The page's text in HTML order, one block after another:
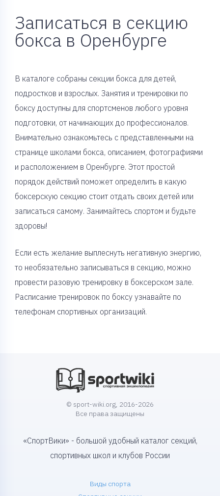
Записаться в секцию
бокса в Оренбурге
В каталоге собраны секции бокса для детей,
подростков и взрослых. Занятия и тренировки по
боксу доступны для спортсменов любого уровня
подготовки, от начинающих до профессионалов.
Внимательно ознакомьтесь с представленными на
странице школами бокса, описанием, фотографиями
и расположением в Оренбурге. Этот простой
порядок действий поможет определить в какую
боксерскую секцию стоит отдать своих детей или
записаться самому. Занимайтесь спортом и будьте
здоровы!
Если есть желание выплеснуть негативную энергию,
то необязательно записываться в секцию, можно
провести разовую тренировку в боксерском зале.
Расписание тренировок по боксу узнавайте по
телефонам спортивных организаций.
© sport-wiki.org, 2016-2026
Все права защищены
«СпортВики» - большой удобный каталог секций,
спортивных школ и клубов России
Виды спорта